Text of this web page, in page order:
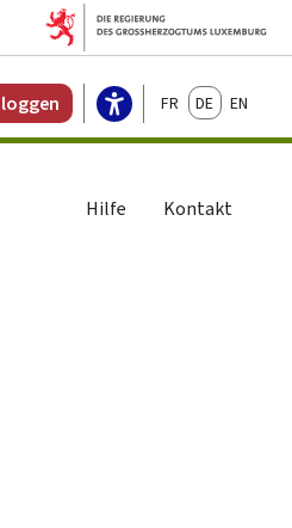
FrançaisDeutschEnglish
Hilfe Kontakt